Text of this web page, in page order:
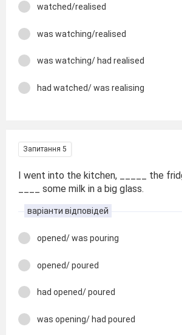
watched/realised
was watching/realised
was watching/ had realised
had watched/ was realising
Запитання 5
I went into the kitchen, _____ the
____ some milk in a big glass.
варіанти відповідей
opened/ was pouring
opened/ poured
had opened/ poured
was opening/ had poured